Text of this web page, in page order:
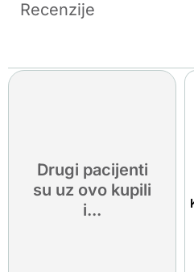
Recenzije
Drugi pacijenti
su uz ovo kupili
i...